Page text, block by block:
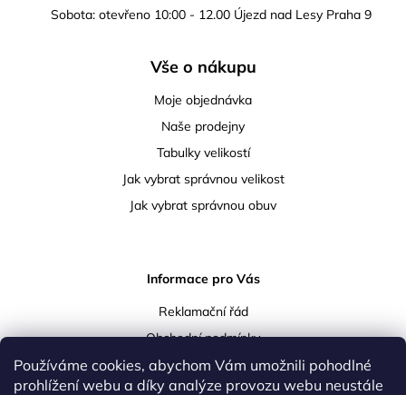
Používáme cookies, abychom Vám umožnili pohodlné
prohlížení webu a díky analýze provozu webu neustále
Sobota: otevřeno 10:00 - 12.00 Újezd nad Lesy Praha 9
Vše o nákupu
Moje objednávka
Naše prodejny
Tabulky velikostí
Jak vybrat správnou velikost
Jak vybrat správnou obuv
Informace pro Vás
Reklamační řád
Obchodní podmínky
Podmínky ochrany osobních údajů
Doprava a platba